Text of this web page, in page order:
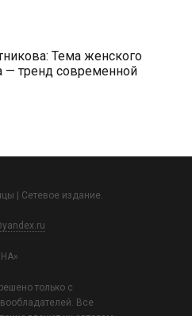
Тема женского
— тренд современной
| Сетевое издание.
только с
Все